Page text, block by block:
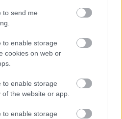
to send me
to enable storage
cookies on web or
to enable storage
the website or app.
to enable storage
του 57ου
ντοκιμαντέρ
Αμερικανού σκηνοθέτη
χειροκροτημάτων,
την ταινία «στα
Αμερικής» και «σε όλους